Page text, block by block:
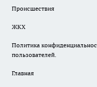
Происшествия
ЖКХ
Политика
пользователей.
Главная